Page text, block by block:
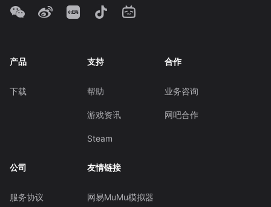
产品
下载
支持
帮助
游戏资讯
Steam
合作
业务咨询
网吧合作
公司
服务协议
友情链接
网易MuMu模拟器